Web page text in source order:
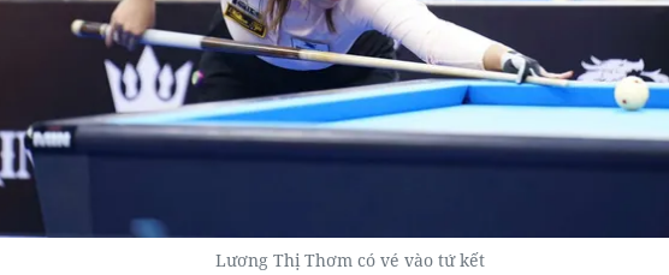
Lương Thị Thơm có vé vào tứ kết